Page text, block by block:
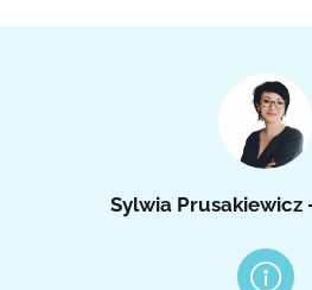
Sylwia Prusakiewicz